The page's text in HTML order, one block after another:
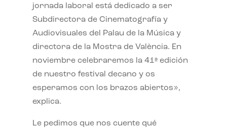
jornada laboral está dedicado a ser
Subdirectora de Cinematografía y
Audiovisuales del Palau de la Música y
directora de la Mostra de València. En
noviembre celebraremos la 41ª edición
de nuestro festival decano y os
esperamos con los brazos abiertos»,
explica.
Le pedimos que nos cuente qué